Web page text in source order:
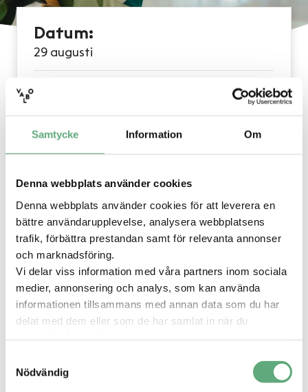
Samtycke Information Om
Denna webbplats använder cookies
Denna webbplats använder cookies för att leverera en
bättre användarupplevelse, analysera webbplatsens
trafik, förbättra prestandan samt för relevanta annonser
och marknadsföring.
Vi delar viss information med våra partners inom sociala
medier, annonsering och analys, som kan använda
informationen tillsammans med annan data som du har
delat med dem eller som de har samlat in när du
Nödvändig
Skolstartsdisco med
maskoten Vilja
Fira in skolstarten med Vilja!
På lördag bjuder vi in till ett peppande
skolstartsdisco – en färgsprakande och rolig
Barnen kan dansa loss till peppiga låtar, leka och
Datum:
29 augusti
Plats: